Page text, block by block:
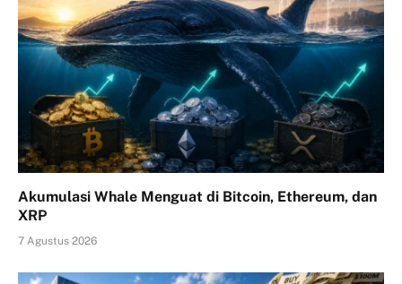
Akumulasi Whale Menguat di Bitcoin, Ethereum, dan
XRP
7 Agustus 2026